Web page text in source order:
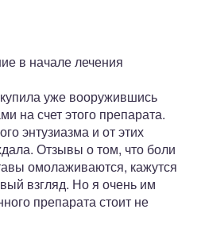
в начале лечения
уже вооружившись
на счет этого препарата.
энтузиазма и от этих
Отзывы о том, что боли
омолаживаются, кажутся
взгляд. Но я очень им
препарата стоит не